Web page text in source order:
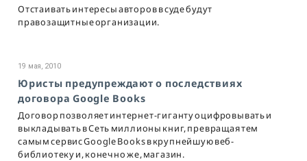
Отстаивать интересы авторов в суде будут
правозащитные организации.
19 мая, 2010
Юристы предупреждают о последствиях
договора Google Books
Договор позволяет интернет-гиганту оцифровывать и
выкладывать в Сеть миллионы книг, превращая тем
самым сервис Google Books в крупнейшую веб-
библиотеку и, конечно же, магазин.